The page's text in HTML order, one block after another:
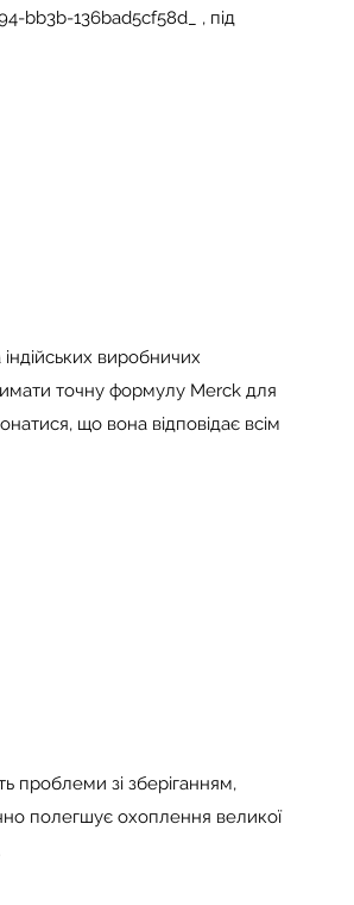
bb3b-136bad5cf58d_ , під
виробничих
точну формулу Merck для
що вона відповідає всім
проблеми зі зберіганням,
полегшує охоплення великої